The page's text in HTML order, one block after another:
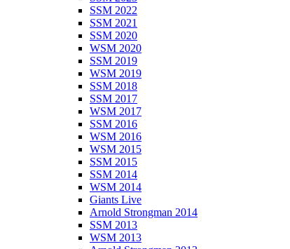
SSM 2022
SSM 2021
SSM 2020
WSM 2020
SSM 2019
WSM 2019
SSM 2018
SSM 2017
WSM 2017
SSM 2016
WSM 2016
WSM 2015
SSM 2015
SSM 2014
WSM 2014
Giants Live
Arnold Strongman 2014
SSM 2013
WSM 2013